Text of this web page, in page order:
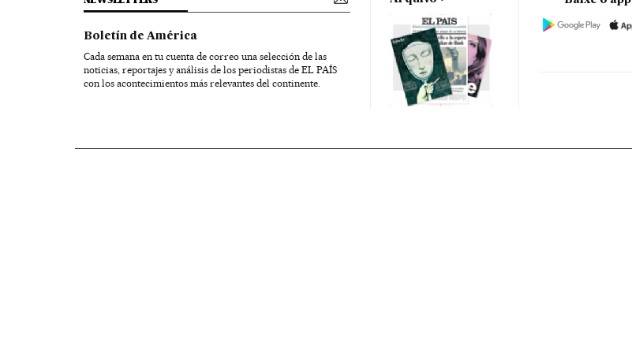
Boletín de América
Cada semana en tu cuenta de correo una selección de las
noticias, reportajes y análisis de los periodistas de EL PAÍS
con los acontecimientos más relevantes del continente.